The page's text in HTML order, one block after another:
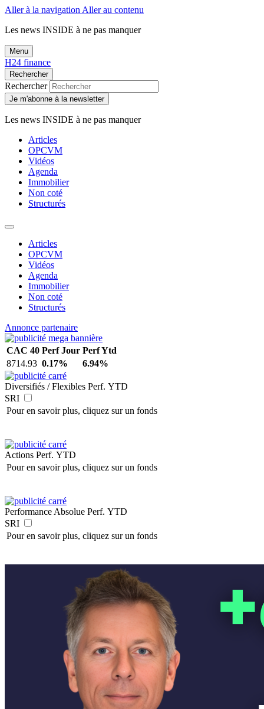
Aller à la navigation Aller au contenu
Les news INSIDE à ne pas manquer
Menu
H24 finance
Rechercher
Rechercher
Je m'abonne à la newsletter
Les news INSIDE à ne pas manquer
Articles
OPCVM
Vidéos
Agenda
Immobilier
Non coté
Structurés
Articles
OPCVM
Vidéos
Agenda
Immobilier
Non coté
Structurés
Annonce partenaire
CAC 40 Perf Jour Perf Ytd
8714.93 0.17% 6.94%
Diversifiés / Flexibles Perf. YTD
SRI
Pour en savoir plus, cliquez sur un fonds
Actions Perf. YTD
Pour en savoir plus, cliquez sur un fonds
Performance Absolue Perf. YTD
SRI
Pour en savoir plus, cliquez sur un fonds